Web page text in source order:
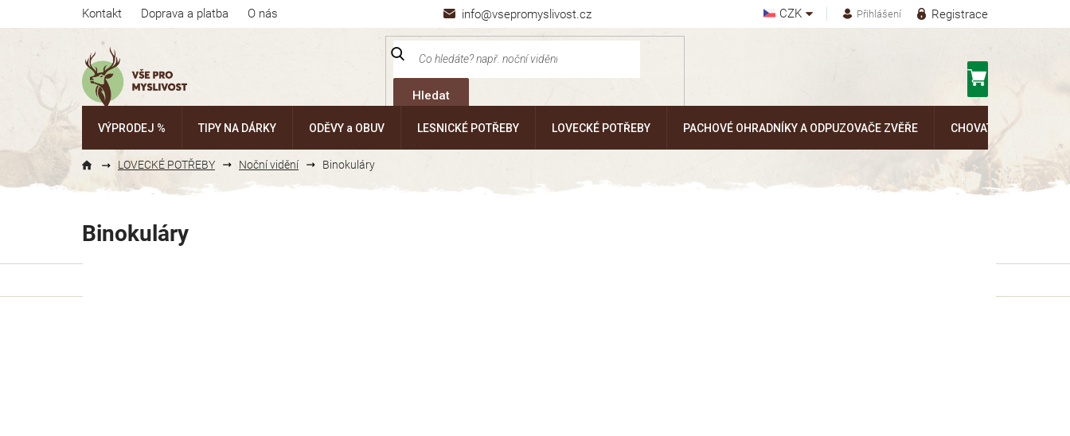
info@vsepromyslivost.cz
Kontakt Doprava a platba O nás CZK Registrace
Přihlášení
Hledat
VÝPRODEJ % TIPY NA DÁRKY ODĚVY a OBUV LESNICKÉ POTŘEBY LOVECKÉ POTŘEBY PACHOVÉ OHRADNÍKY A ODPUZOVAČE ZVĚŘE CHOVATELSKÉ
LOVECKÉ POTŘEBY Noční vidění Binokuláry
Binokuláry
o